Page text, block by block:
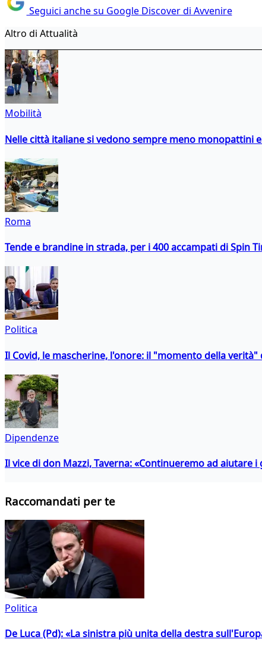
Seguici anche su Google Discover di Avvenire
Altro di Attualità
Mobilità
Nelle città italiane si vedono sempre meno monopattini
Roma
Tende e brandine in strada, per i 400 accampati di Spin
Politica
Il Covid, le mascherine, l'onore: il "momento della verità"
Dipendenze
Il vice di don Mazzi, Taverna: «Continueremo ad aiutare
Raccomandati per te
Politica
De Luca (Pd): «La sinistra più unita della destra